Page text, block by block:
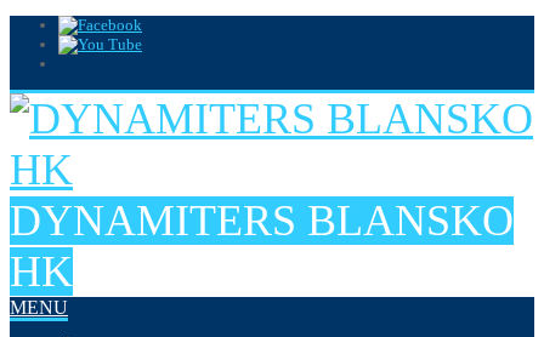
DYNAMITERS BLANSKO
HK
MENU